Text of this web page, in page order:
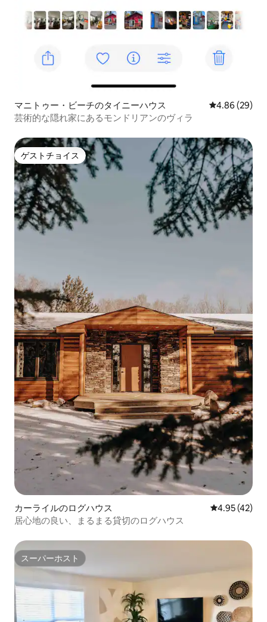
マニトゥー・ビーチのタイニーハウス レビュー29
4.86 (29)
芸術的な隠れ家にあるモンドリアンのヴィラ
ゲストチョイス
ゲストチョイス
カーライルのログハウス レビュー42
4.95 (42)
居心地の良い、まるまる貸切のログハウス
スーパーホスト
スーパーホスト